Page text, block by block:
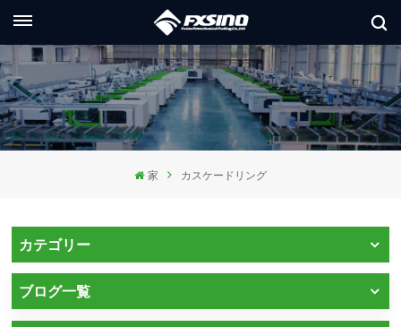
家 カスケードリング
カテゴリー
ブログ一覧